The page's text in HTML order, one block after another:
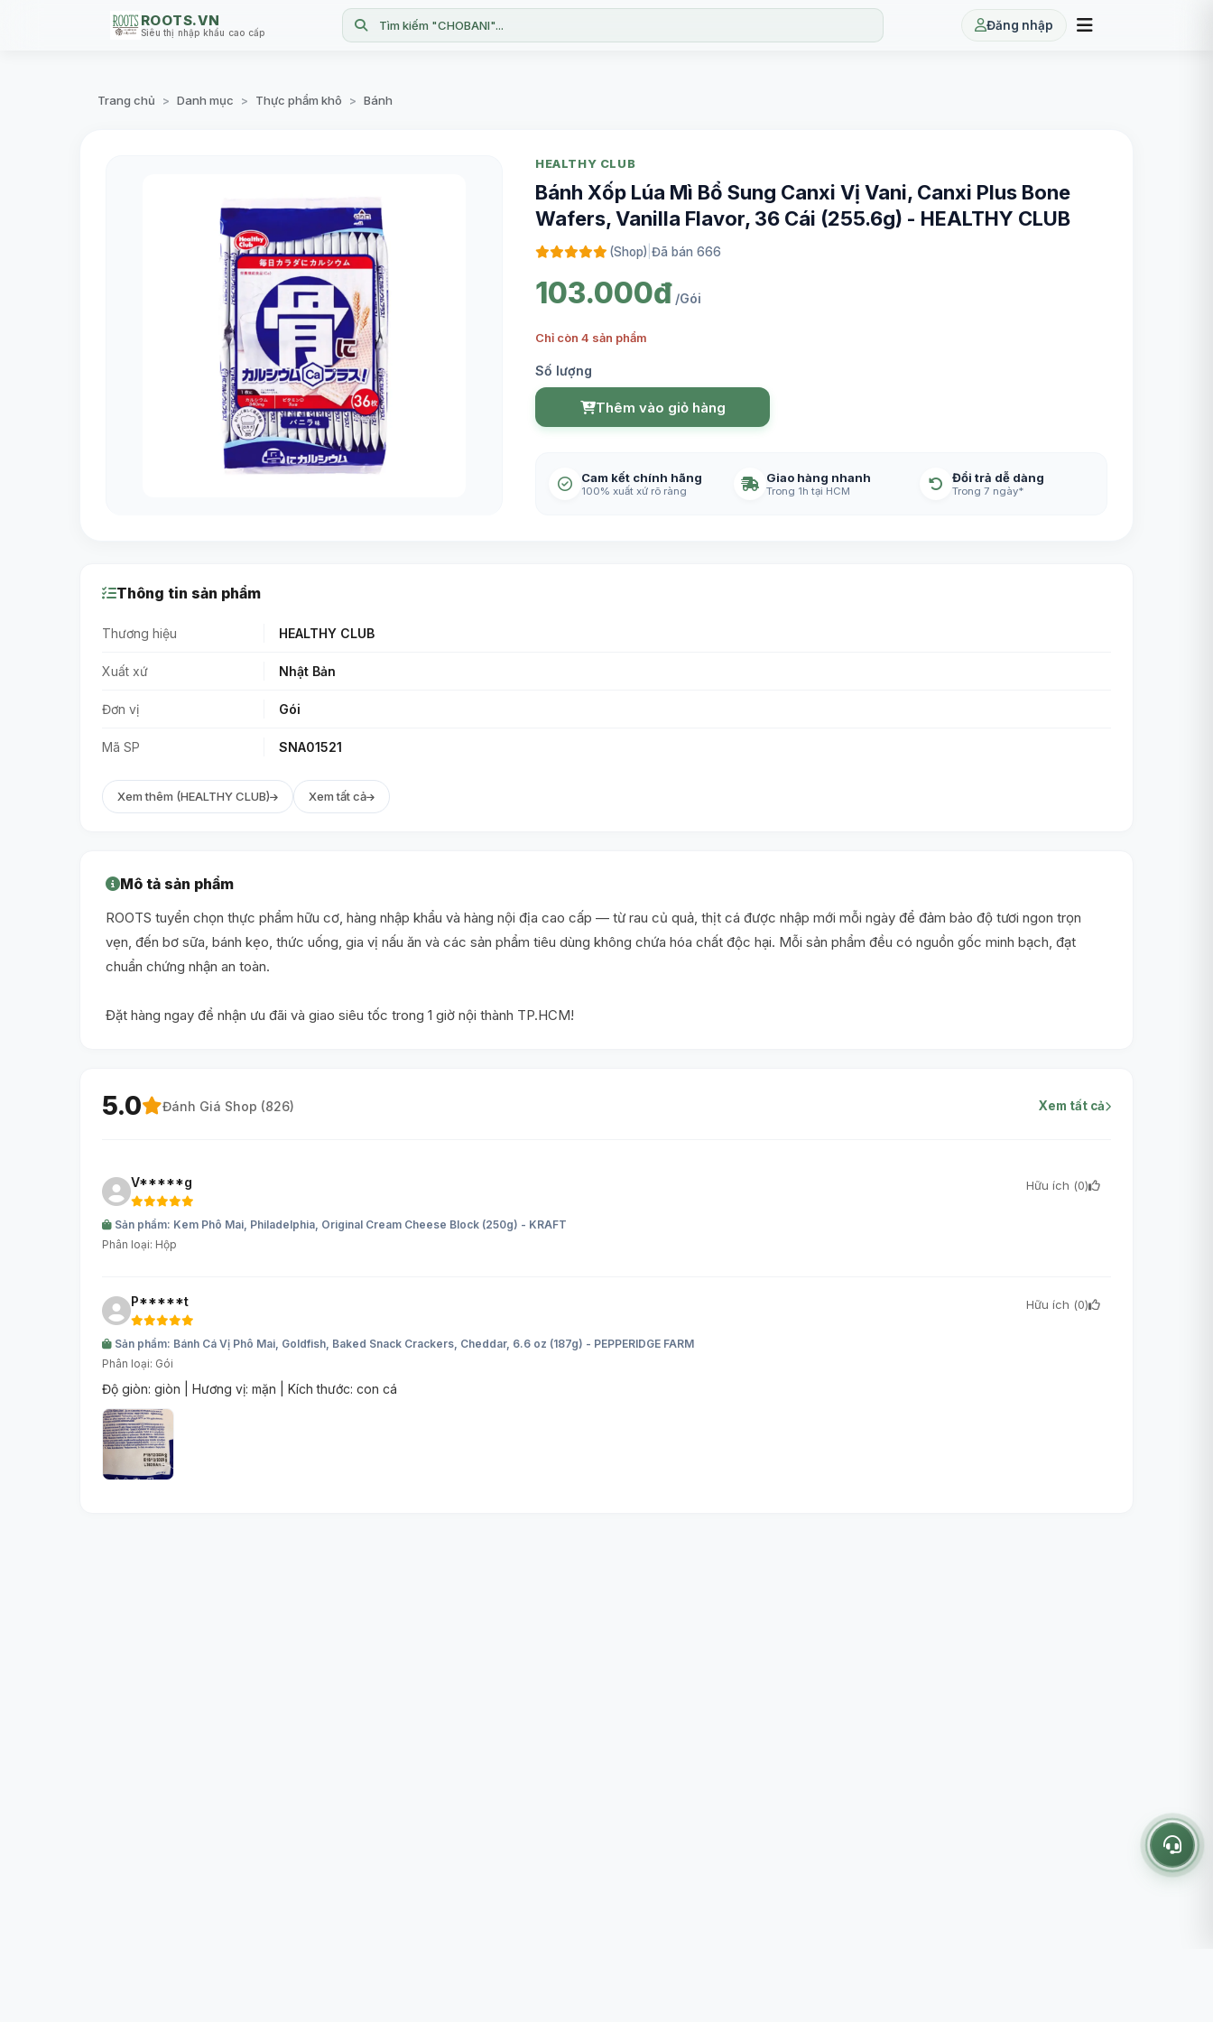
ROOTS.VN
Siêu thị nhập khẩu cao cấp Tìm kiếm "CHOBANI"... Đăng nhập
Trang chủ > Danh mục > Thực phẩm khô > Bánh
HEALTHY CLUB
Bánh Xốp Lúa Mì Bổ Sung Canxi Vị Vani, Canxi Plus Bone
Wafers, Vanilla Flavor, 36 Cái (255.6g) - HEALTHY CLUB
(Shop) Đã bán 666
103.000đ /Gói
Chỉ còn 4 sản phẩm
Số lượng
Thêm vào giỏ hàng
Cam kết chính hãng
100% xuất xứ rõ ràng
Giao hàng nhanh
Trong 1h tại HCM
Đổi trả dễ dàng
Trong 7 ngày*
Thông tin sản phẩm
Thương hiệu HEALTHY CLUB
Xuất xứ Nhật Bản
Đơn vị Gói
Mã SP SNA01521
Xem thêm (HEALTHY CLUB) Xem tất cả
Mô tả sản phẩm
ROOTS tuyển chọn thực phẩm hữu cơ, hàng nhập khẩu và hàng nội địa cao cấp — từ rau củ quả, thịt cá được nhập mới mỗi ngày để đảm bảo độ tươi ngon trọn
vẹn, đến bơ sữa, bánh kẹo, thức uống, gia vị nấu ăn và các sản phẩm tiêu dùng không chứa hóa chất độc hại. Mỗi sản phẩm đều có nguồn gốc minh bạch, đạt
chuẩn chứng nhận an toàn.
Đặt hàng ngay để nhận ưu đãi và giao siêu tốc trong 1 giờ nội thành TP.HCM!
5.0 Đánh Giá Shop (826) Xem tất cả
V*****g Hữu ích (0)
Sản phẩm: Kem Phô Mai, Philadelphia, Original Cream Cheese Block (250g) - KRAFT
Phân loại: Hộp
P*****t Hữu ích (0)
Sản phẩm: Bánh Cá Vị Phô Mai, Goldfish, Baked Snack Crackers, Cheddar, 6.6 oz (187g) - PEPPERIDGE FARM
Phân loại: Gói
Độ giòn: giòn | Hương vị: mặn | Kích thước: con cá